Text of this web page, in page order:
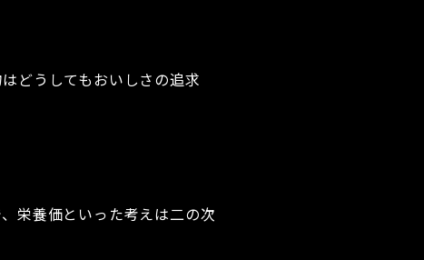
どうしてもおいしさの追求
栄養価といった考えは二の次